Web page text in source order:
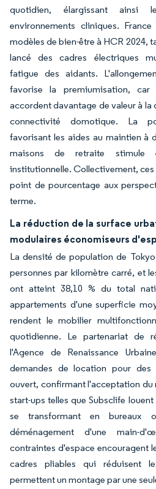
quotidien, élargissant ainsi
environnements cliniques.
modèles de bien-être à HCR 2024,
lancé des cadres électriques
fatigue des aidants.
favorise la premiumisation, car
accordent davantage de valeur à
connectivité domotique. La
favorisant les aides au maintien à
maisons de retraite stimule
institutionnelle. Collectivement,
point de pourcentage aux
terme.
La réduction de la surface
modulaires économiseurs
La densité de population de
personnes par kilomètre carré, et
ont atteint 38,10 % du total
appartements d'une superficie
rendent le mobilier
quotidienne. Le partenariat de
l'Agence de Renaissance
demandes de location pour des
ouvert, confirmant l'acceptation du
start-ups telles que Subsclife
se transformant en
déménagement d'une main-
contraintes d'espace encouragent
cadres pliables qui réduisent
permettent un montage par une